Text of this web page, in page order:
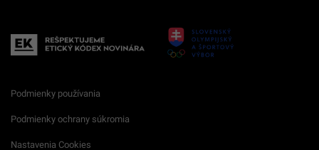
Podmienky používania
Podmienky ochrany súkromia
Nastavenia Cookies